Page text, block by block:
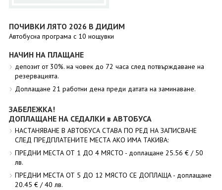
ПОЧИВКИ ЛЯТО 2026 В ДИДИМ
Автобусна програма с 10 нощувки
НАЧИН НА ПЛАЩАНЕ
депозит от 30%. на човек до 72 часа след потвърждаване на
резервацията.
Доплащане 21 работни дена преди датата на заминаване.
ЗАБЕЛЕЖКА!
ДОПЛАЩАНЕ НА СЕДАЛКИ в АВТОБУСА
НАСТАНЯВАНЕ В АВТОБУСА СТАВА ПО РЕД НА ЗАПИСВАНЕ
СЛЕД ПРЕДПЛАТЕНИТЕ МЕСТА АКО ИМА ТАКИВА:
ПРЕДНИ МЕСТА ОТ 1 ДО 4 МЯСТО - доплащане 25.56 € / 50
лв.
ПРЕДНИ МЕСТА ОТ 5 ДО 12 МЯСТО СЕ ДОПЛАЩА - доплащане
20.45 € / 40 лв.